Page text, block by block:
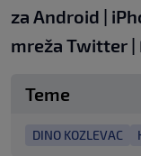
za Android |
mreža Twitter |
Teme
DINO KOZLEVAC